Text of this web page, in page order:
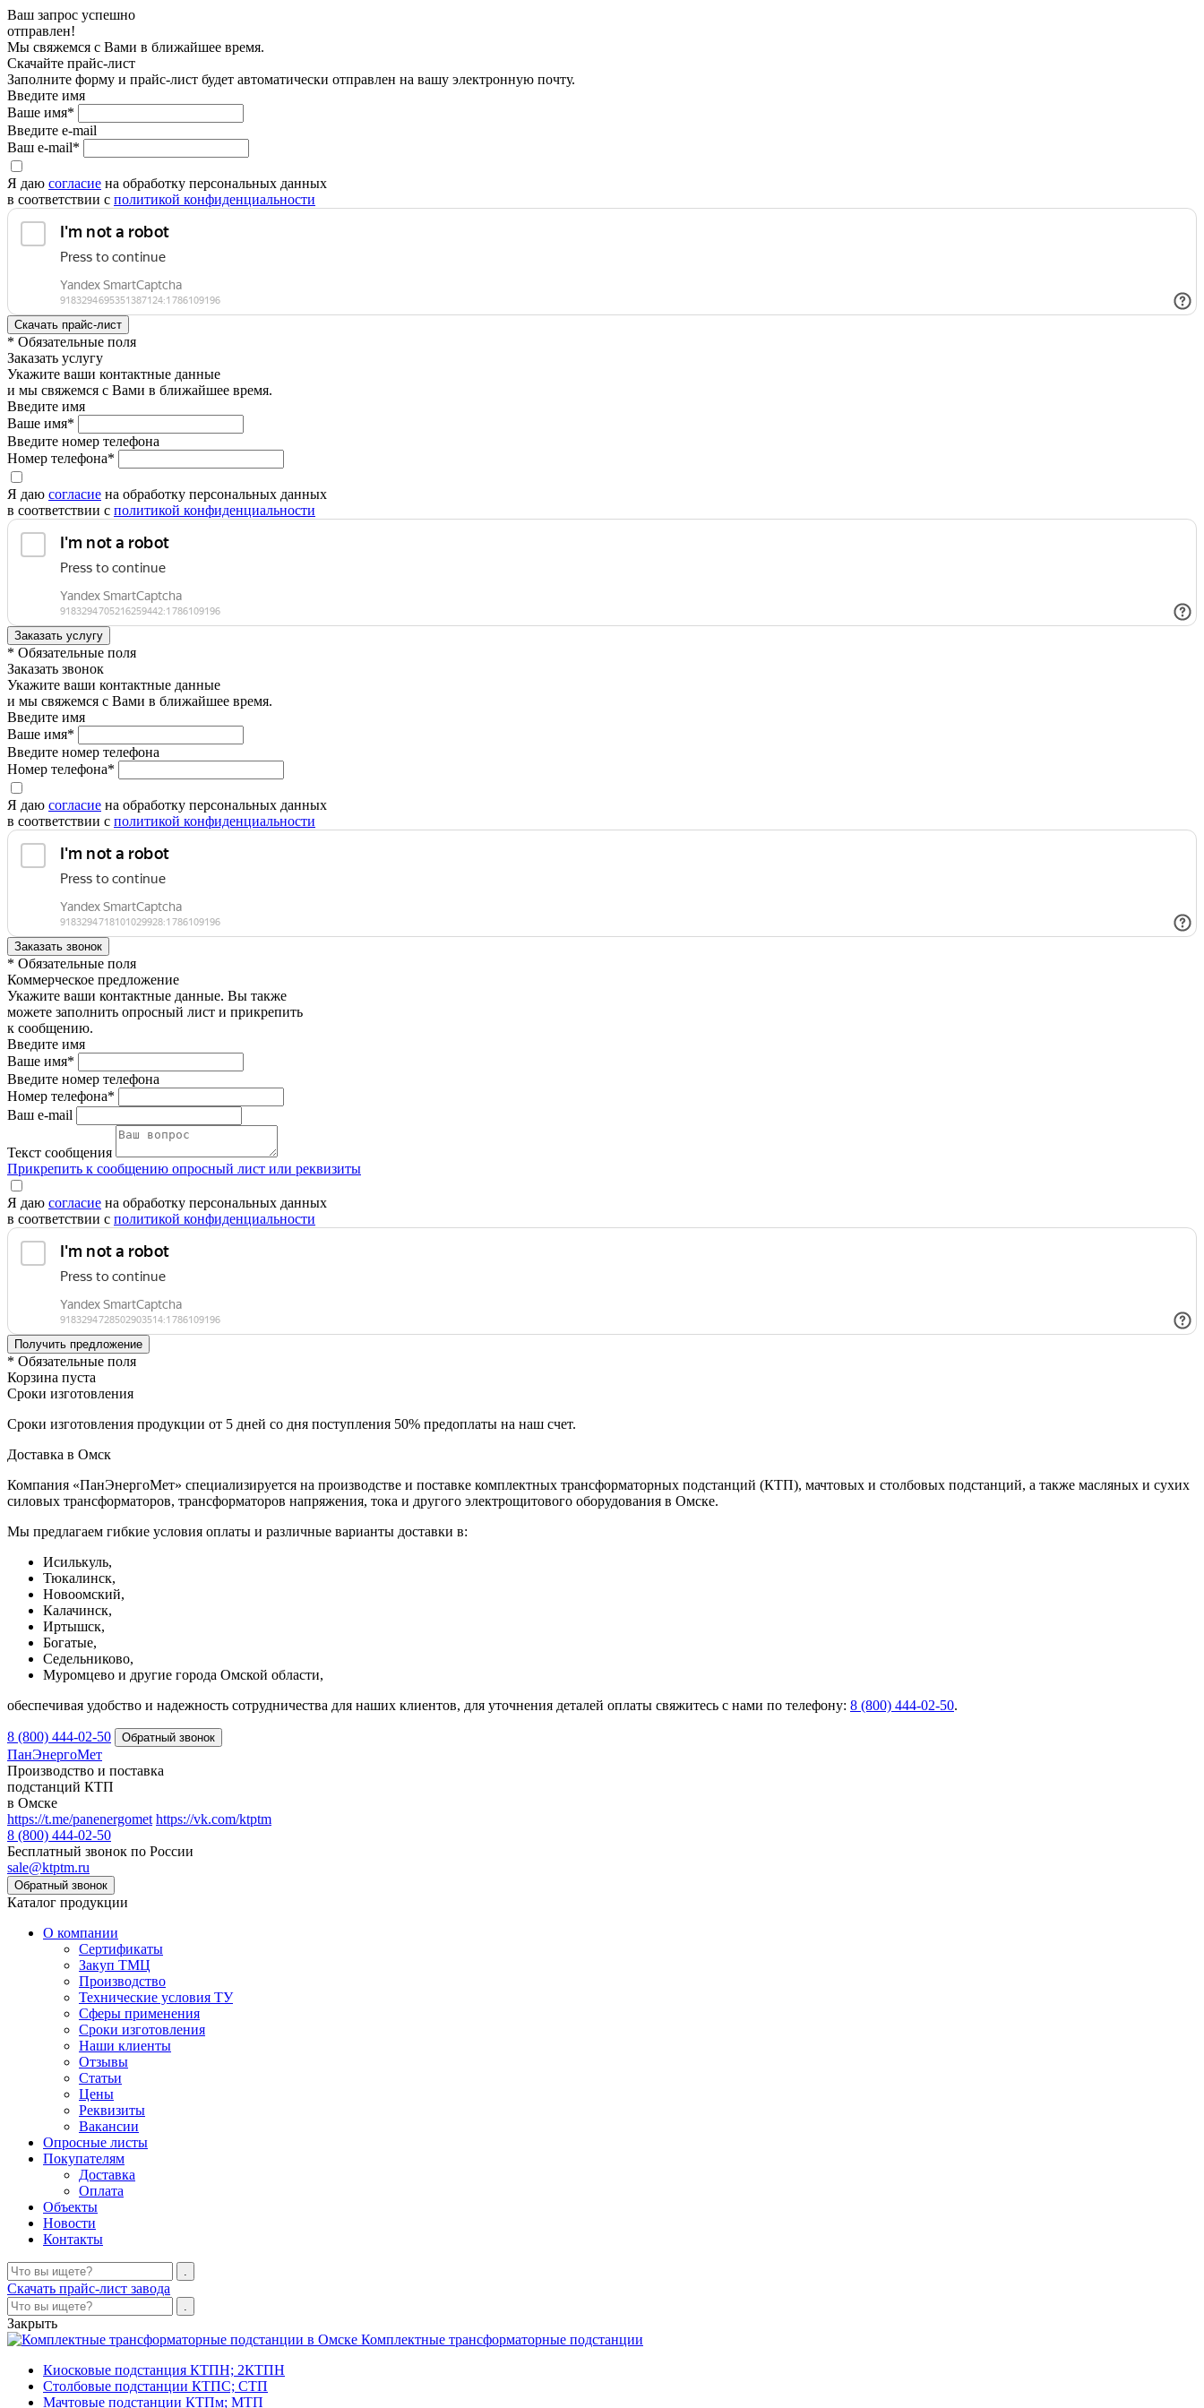
Ваш запрос успешно
отправлен!
Мы свяжемся с Вами в ближайшее время.
Скачайте прайс-лист
Заполните форму и прайс-лист будет автоматически отправлен на вашу электронную почту.
Введите имя
Ваше имя*
Введите e-mail
Ваш e-mail*
Я даю согласие на обработку персональных данных
в соответствии с политикой конфиденциальности
* Обязательные поля
Заказать услугу
Укажите ваши контактные данные
и мы свяжемся с Вами в ближайшее время.
Введите имя
Ваше имя*
Введите номер телефона
Номер телефона*
Я даю согласие на обработку персональных данных
в соответствии с политикой конфиденциальности
* Обязательные поля
Заказать звонок
Укажите ваши контактные данные
и мы свяжемся с Вами в ближайшее время.
Введите имя
Ваше имя*
Введите номер телефона
Номер телефона*
Я даю согласие на обработку персональных данных
в соответствии с политикой конфиденциальности
* Обязательные поля
Коммерческое предложение
Укажите ваши контактные данные. Вы также
можете заполнить опросный лист и прикрепить
к сообщению.
Введите имя
Ваше имя*
Введите номер телефона
Номер телефона*
Ваш e-mail
Текст сообщения
Прикрепить к сообщению опросный лист или реквизиты
Я даю согласие на обработку персональных данных
в соответствии с политикой конфиденциальности
* Обязательные поля
Корзина пуста
Сроки изготовления
Сроки изготовления продукции от 5 дней со дня поступления 50% предоплаты на наш счет.
Доставка в Омск
Компания «ПанЭнергоМет» специализируется на производстве и поставке комплектных трансформаторных подстанций (КТП), мачтовых и столбовых подстанций, а также масляных и сухих
силовых трансформаторов, трансформаторов напряжения, тока и другого электрощитового оборудования в Омске.
Мы предлагаем гибкие условия оплаты и различные варианты доставки в:
Исилькуль,
Тюкалинск,
Новоомский,
Калачинск,
Иртышск,
Богатые,
Седельниково,
Муромцево и другие города Омской области,
обеспечивая удобство и надежность сотрудничества для наших клиентов, для уточнения деталей оплаты свяжитесь с нами по телефону: 8 (800) 444-02-50.
8 (800) 444-02-50
ПанЭнергоМет
Производство и поставка
подстанций КТП
в Омске
https://t.me/panenergomet https://vk.com/ktptm
8 (800) 444-02-50
Бесплатный звонок по России
sale@ktptm.ru
Каталог продукции
О компании
Сертификаты
Закуп ТМЦ
Производство
Технические условия ТУ
Сферы применения
Сроки изготовления
Наши клиенты
Отзывы
Статьи
Цены
Реквизиты
Вакансии
Опросные листы
Покупателям
Доставка
Оплата
Объекты
Новости
Контакты
Скачать прайс-лист завода
Закрыть
Комплектные трансформаторные подстанции
Киосковые подстанция КТПН; 2КТПН
Столбовые подстанции КТПС; СТП
Мачтовые подстанции КТПм; МТП